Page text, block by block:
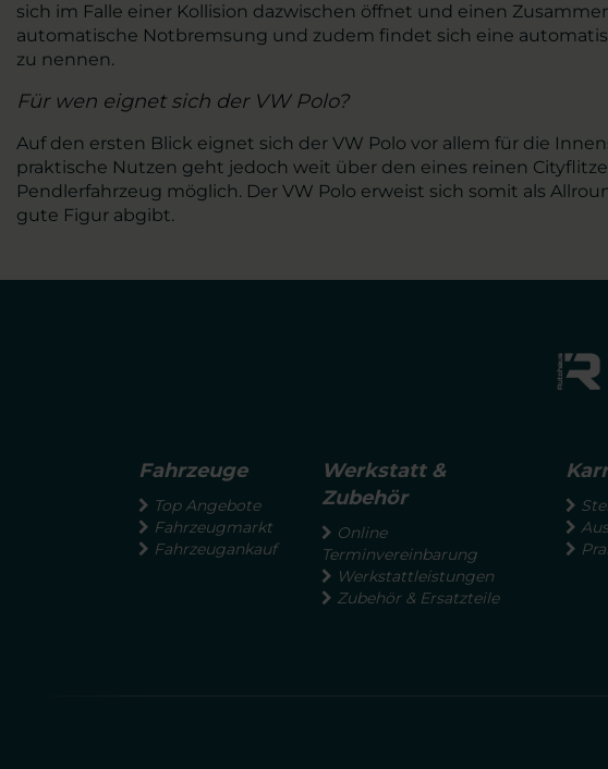
sich im Falle einer Kollision dazwischen öffnet und einen
automatische Notbremsung und zudem findet sich eine
zu nennen.
Für wen eignet sich der VW Polo?
Auf den ersten Blick eignet sich der VW Polo vor allem für die
praktische Nutzen geht jedoch weit über den eines reinen
Pendlerfahrzeug möglich. Der VW Polo erweist sich somit als
gute Figur abgibt.
Fahrzeuge
Top Angebote
Fahrzeugmarkt
Fahrzeugankauf
Werkstatt &
Zubehör
Online
Terminvereinbarung
Werkstattleistungen
Zubehör & Ersatzteile